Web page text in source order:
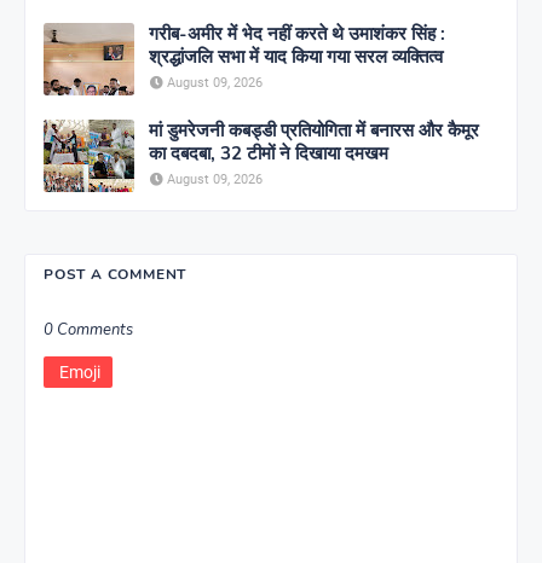
गरीब-अमीर में भेद नहीं करते थे उमाशंकर सिंह :
श्रद्धांजलि सभा में याद किया गया सरल व्यक्तित्व
August 09, 2026
मां डुमरेजनी कबड्डी प्रतियोगिता में बनारस और कैमूर
का दबदबा, 32 टीमों ने दिखाया दमखम
August 09, 2026
POST A COMMENT
0 Comments
Emoji